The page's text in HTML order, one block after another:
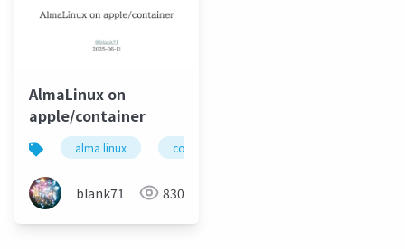
AlmaLinux on
apple/container
alma linux continer
blank71 830